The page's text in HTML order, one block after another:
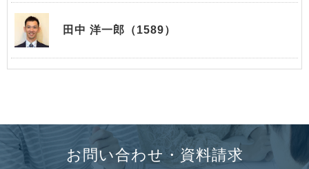
田中 洋一郎（1589）
お問い合わせ・資料請求